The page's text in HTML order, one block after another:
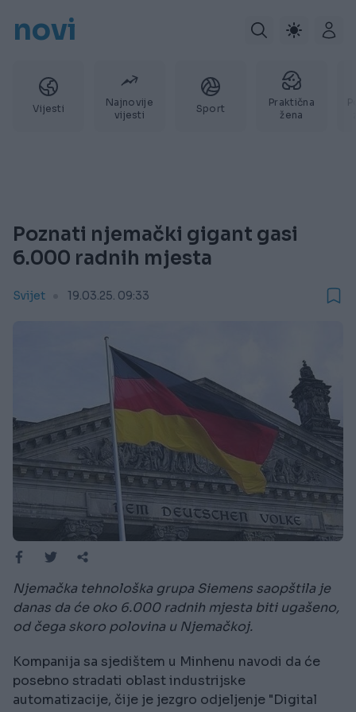
novi
Vijesti
Najnovije
vijesti
Sport
Praktična
žena
Poznati njemački gigant gasi
6.000 radnih mjesta
Svijet 19.03.25. 09:33
Njemačka tehnološka grupa Siemens saopštila je
danas da će oko 6.000 radnih mjesta biti ugašeno,
od čega skoro polovina u Njemačkoj.
Kompanija sa sjedištem u Minhenu navodi da će
posebno stradati oblast industrijske
automatizacije, čije je jezgro odjeljenje "Digital